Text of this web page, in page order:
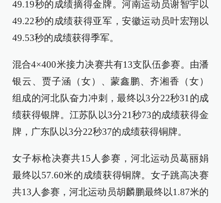
49.19秒的成绩摘得金牌。河南运动员谢智宇以
49.22秒的成绩获得亚军，安徽运动员叶宏翔以
49.53秒的成绩获得季军。
混合4×400米接力决赛共有13支队伍参赛。由潘
银云、贾子涵（女）、蒙鑫鹏、齐湘香（女）
组成的河北队奋力冲刺，最终以3分22秒31的成
绩获得银牌。江苏队以3分21秒73的成绩获得金
牌，广东队以3分22秒37的成绩获得铜牌。
女子标枪决赛共15人参赛，河北运动员葛丽娟
最终以57.60米的成绩获得铜牌。女子跳高决赛
共13人参赛，河北运动员胡麟鹏最终以1.87米的